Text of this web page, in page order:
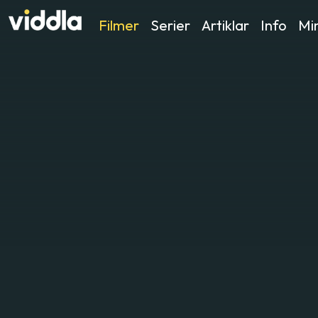
Filmer Serier Artiklar Info